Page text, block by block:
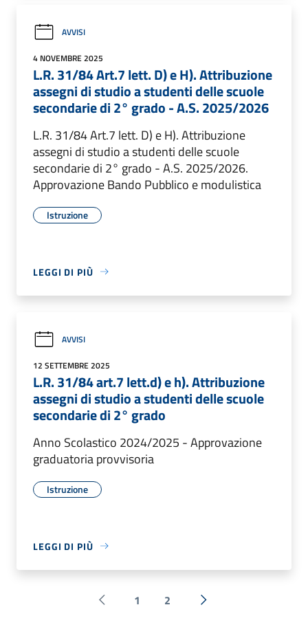
AVVISI
4 NOVEMBRE 2025
L.R. 31/84 Art.7 lett. D) e H). Attribuzione
assegni di studio a studenti delle scuole
secondarie di 2° grado - A.S. 2025/2026
L.R. 31/84 Art.7 lett. D) e H). Attribuzione
assegni di studio a studenti delle scuole
secondarie di 2° grado - A.S. 2025/2026.
Approvazione Bando Pubblico e modulistica
Istruzione
LEGGI DI PIÙ
AVVISI
12 SETTEMBRE 2025
L.R. 31/84 art.7 lett.d) e h). Attribuzione
assegni di studio a studenti delle scuole
secondarie di 2° grado
Anno Scolastico 2024/2025 - Approvazione
graduatoria provvisoria
Istruzione
LEGGI DI PIÙ
Pagina precedente
1 2 Successiva »